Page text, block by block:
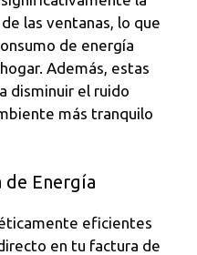
las ventanas, lo que
de energía
Además, estas
disminuir el ruido
más tranquilo
de Energía
eficientes
en tu factura de